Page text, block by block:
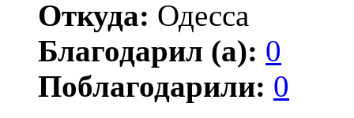
Откуда: Одесса
Благодарил (а): 0
Поблагодарили: 0